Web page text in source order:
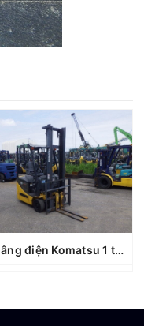
Xe nâng điện Komatsu 1 tấn FB10M-12 (827635), sản xuất năm 2011